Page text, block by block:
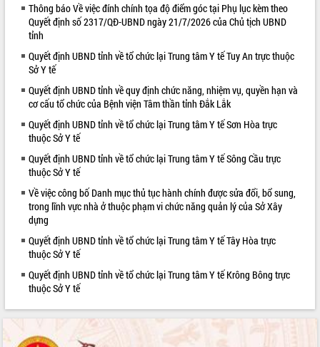
Hội nghị UBND tỉnh Đắk Lắk thường kỳ
tháng 7/2026
Lễ truy tặng danh hiệu “Bà Mẹ Việt
Nam Anh hùng” và trao Huân chương
Lao động
UBND tỉnh Đắk Lắk triển khai nhiệm
vụ 6 tháng cuối năm 2026
tỉnh khóa XI quyết nghị nhiều nội dung
ALBUM ẢNH
Thông báo Về việc đính chính tọa độ điểm góc tại Phụ lục kèm theo
Quyết định số 2317/QĐ-UBND ngày 21/7/2026 của Chủ tịch UBND
tỉnh
Quyết định UBND tỉnh về tổ chức lại Trung tâm Y tế Tuy An trực thuộc
Sở Y tế
Quyết định UBND tỉnh về quy định chức năng, nhiệm vụ, quyền hạn và
cơ cấu tổ chức của Bệnh viện Tâm thần tỉnh Đắk Lắk
Quyết định UBND tỉnh về tổ chức lại Trung tâm Y tế Sơn Hòa trực
thuộc Sở Y tế
Quyết định UBND tỉnh về tổ chức lại Trung tâm Y tế Sông Cầu trực
thuộc Sở Y tế
Về việc công bố Danh mục thủ tục hành chính được sửa đổi, bổ sung,
trong lĩnh vực nhà ở thuộc phạm vi chức năng quản lý của Sở Xây
dựng
Quyết định UBND tỉnh về tổ chức lại Trung tâm Y tế Tây Hòa trực
thuộc Sở Y tế
Quyết định UBND tỉnh về tổ chức lại Trung tâm Y tế Krông Bông trực
thuộc Sở Y tế